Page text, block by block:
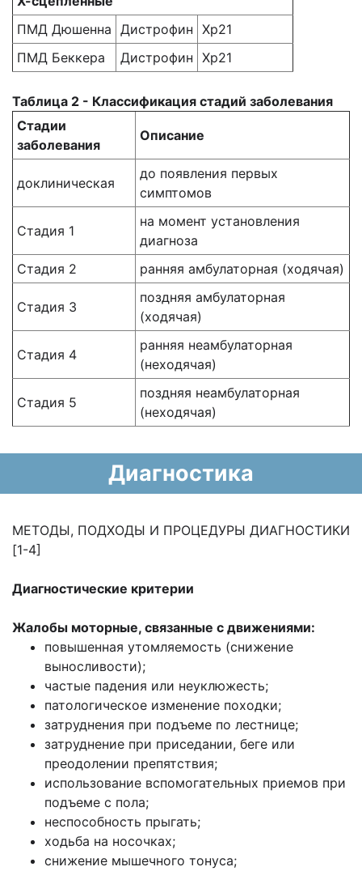
ПМД Дюшенна Дистрофин Хр21
ПМД Беккера
Дистрофин Хр21
Таблица 2 - Классификация стадий заболевания
Стадии
заболевания
Описание
доклиническая
до появления первых
симптомов
Стадия 1
на момент установления
диагноза
Стадия 2
ранняя амбулаторная (ходячая)
Стадия 3
поздняя амбулаторная
(ходячая)
Стадия 4
ранняя неамбулаторная
(неходячая)
Стадия 5
поздняя неамбулаторная
(неходячая)
Диагностика
МЕТОДЫ, ПОДХОДЫ И ПРОЦЕДУРЫ ДИАГНОСТИКИ
[1-4]
Диагностические критерии
Жалобы моторные, связанные с движениями:
повышенная утомляемость (снижение
выносливости);
частые падения или неуклюжесть;
патологическое изменение походки;
затруднения при подъеме по лестнице;
затруднение при приседании, беге или
преодолении препятствия;
использование вспомогательных приемов при
подъеме с пола;
неспособность прыгать;
ходьба на носочках;
снижение мышечного тонуса;